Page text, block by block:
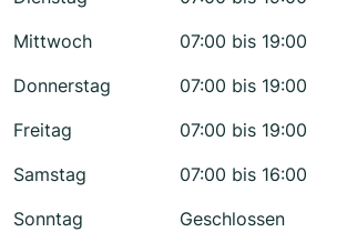
Mittwoch
07:00 bis 19:00
Donnerstag
07:00 bis 19:00
Freitag
07:00 bis 19:00
Samstag
07:00 bis 16:00
Sonntag
Geschlossen